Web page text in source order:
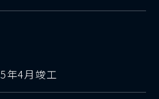
年4月竣工